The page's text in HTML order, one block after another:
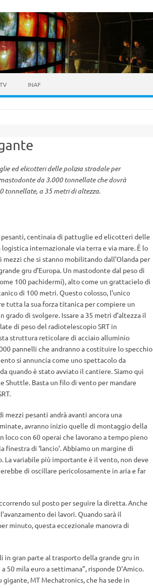
INAF
ed elicotteri delle polizia stradale per
da 3.000 tonnellate che dovrà
tonnellate, a 35 metri di altezza.
centinaia di pattuglie ed elicotteri delle
internazionale via terra e via mare. È lo
che si stanno mobilitando dall’Olanda per
gru d’Europa. Un mastodonte dal peso di
100 pachidermi), alto come un grattacielo di
di 100 metri. Questo colosso, l’unico
tutta la sua forza titanica per compiere un
grado di svolgere. Issare a 35 metri d’altezza il
di peso del radiotelescopio SRT in
struttura reticolare di acciaio alluminio
pannelli che andranno a costituire lo specchio
si annuncia come uno spettacolo da
quando è stato avviato il cantiere. Siamo qui
Shuttle. Basta un filo di vento per mandare
mezzi pesanti andrà avanti ancora una
avranno inizio quelle di montaggio della
loco con 60 operai che lavorano a tempo pieno
finestra di ‘lancio’. Abbiamo un margine di
variabile più importante è il vento, non deve
di oscillare pericolosamente in aria e far
sul posto per seguire la diretta. Anche
dei lavori. Quando sarà il
minuto, questa eccezionale manovra di
in gran parte al trasporto della grande gru in
50 mila euro a settimana”, risponde D’Amico.
MT Mechatronics, che ha sede in